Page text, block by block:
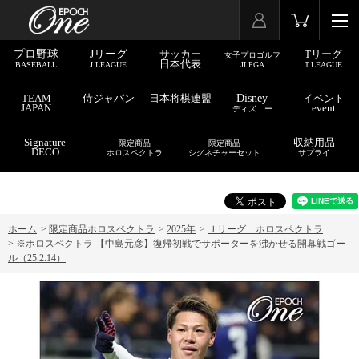
プロ野球
BASEBALL
Jリーグ
J.LEAGUE
サッカー
日本代表
女子プロゴルフ
JLPGA
Tリーグ
T.LEAGUE
TEAM
JAPAN
侍ジャパン 日本将棋連盟 Disney
ディズニー
イベント
event
Signature
DECO
限定商品
ホロスペクトラ
限定商品
シグネチャーセット
収納用品
サプライ
ホーム > 限定商品ホロスペクトラ > 2025年 > Ｊリーグ ホロスペクトラ
> ※ホロスペクトラ 【中島元彦】復帰初戦でサポーターを沸かせる開幕戦ゴー
ル（25.2.14）